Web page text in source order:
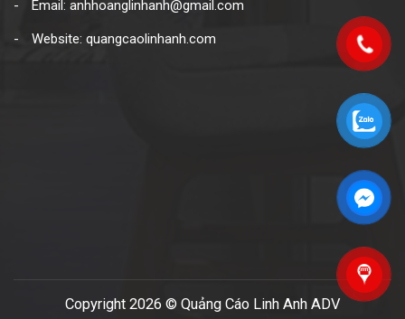
Email: anhhoanglinhanh@gmail.com
Website: quangcaolinhanh.com
Copyright 2026 © Quảng Cáo Linh Anh ADV